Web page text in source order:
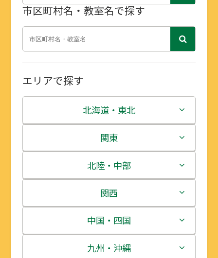
市区町村名・教室名で探す
エリアで探す
北海道・東北
北海道
青森県
岩手県
宮城県
秋田県
関東
茨城県
栃木県
群馬県
埼玉県
北陸・中部
新潟県
富山県
石川県
関西
三重県
滋賀県
中国・四国
鳥取県
九州・沖縄